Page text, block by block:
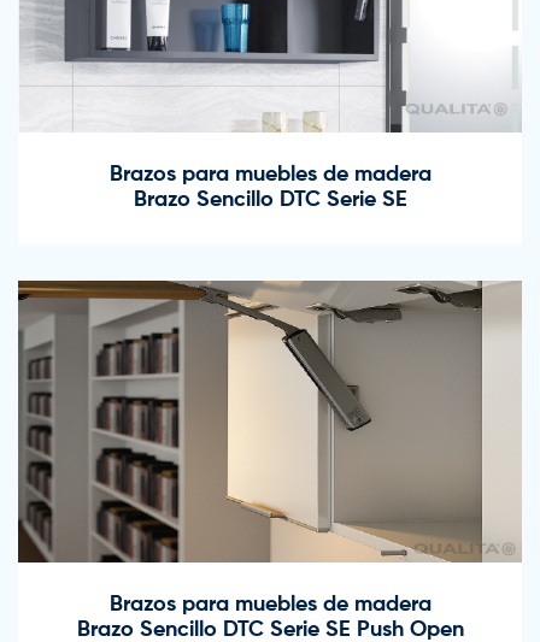
Brazos para muebles de madera
Brazo Sencillo DTC Serie SE
Brazos para muebles de madera
Brazo Sencillo DTC Serie SE Push Open